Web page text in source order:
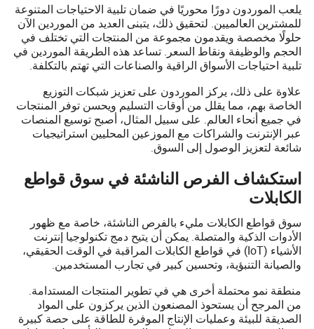
يلعب الموردون دورًا محوريًا في ضمان تلبية الاحتياجات المتنوعة
للمشترين العالميين. لتحقيق ذلك، يتبنى العديد من الموردين الآن
حلولًا مخصصة ويقدمون مجموعة من المنتجات التي تختلف في
الحجم والوظيفة ونقاط السعر. تساعد هذه الطريقة الموردين في
تلبية احتياجات الأسواق الراقية والصناعات التي تهتم بالتكلفة.
علاوة على ذلك، يركز الموردون على تعزيز شبكات التوزيع
الخاصة بهم، مما يقلل من أوقات التسليم ويحسن توفر المنتجات
في جميع أنحاء العالم. على سبيل المثال، أصبح توسيع المنصات
عبر الإنترنت والشراكات مع الموزعين المحليين استراتيجيات
شائعة لتعزيز الوصول إلى السوق.
استكشاف الفرص الناشئة في سوق قواطع
الكابلات
سوق قواطع الكابلات مليء بالفرص الناشئة، خاصة مع ظهور
الأدوات الذكية والمتصلة. يمكن أن يتيح دمج تكنولوجيا إنترنت
الأشياء (IoT) في قواطع الكابلات المراقبة في الوقت الحقيقي،
والصيانة التنبؤية، وتحسين كبير في تجارب المستخدمين.
منطقة نمو محتملة أخرى هي في تطوير المنتجات المستدامة.
من المرجح أن يستحوذ المصنعون الذين يركزون على المواد
الصديقة للبيئة وعمليات الإنتاج الموفرة للطاقة على حصة كبيرة